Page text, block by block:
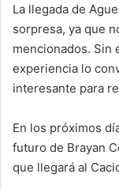
La llegada de
sorpresa, ya que
mencionados. Sin
experiencia lo
interesante para
En los próximos
futuro de Brayan
que llegará al